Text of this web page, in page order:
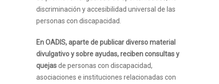
discriminación y accesibilidad universal de las
personas con discapacidad.
En OADIS, aparte de publicar diverso material
divulgativo y sobre ayudas, reciben consultas y
quejasde personas con discapacidad,
asociaciones e instituciones relacionadas con